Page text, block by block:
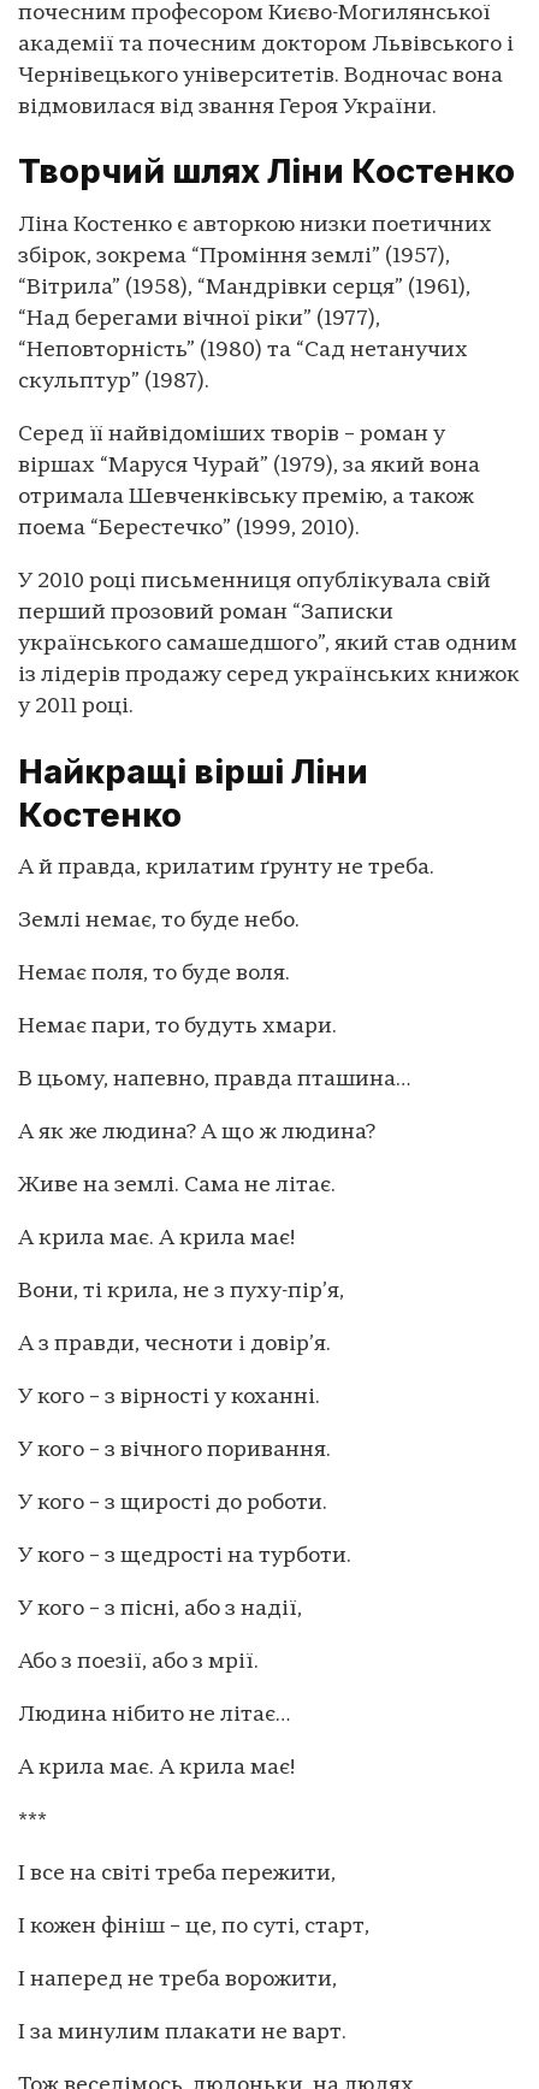
почесним професором Києво-Могилянської
академії та почесним доктором Львівського і
Чернівецького університетів. Водночас вона
відмовилася від звання Героя України.
Творчий шлях Ліни Костенко
Ліна Костенко є авторкою низки поетичних
збірок, зокрема “Проміння землі” (1957),
“Вітрила” (1958), “Мандрівки серця” (1961),
“Над берегами вічної ріки” (1977),
“Неповторність” (1980) та “Сад нетанучих
скульптур” (1987).
Серед її найвідоміших творів – роман у
віршах “Маруся Чурай” (1979), за який вона
отримала Шевченківську премію, а також
поема “Берестечко” (1999, 2010).
У 2010 році письменниця опублікувала свій
перший прозовий роман “Записки
українського самашедшого”, який став одним
із лідерів продажу серед українських книжок
у 2011 році.
Найкращі вірші Ліни
Костенко
А й правда, крилатим ґрунту не треба.
Землі немає, то буде небо.
Немає поля, то буде воля.
Немає пари, то будуть хмари.
В цьому, напевно, правда пташина…
А як же людина? А що ж людина?
Живе на землі. Сама не літає.
А крила має. А крила має!
Вони, ті крила, не з пуху-пір’я,
А з правди, чесноти і довір’я.
У кого – з вірності у коханні.
У кого – з вічного поривання.
У кого – з щирості до роботи.
У кого – з щедрості на турботи.
У кого – з пісні, або з надії,
Або з поезії, або з мрії.
Людина нібито не літає…
А крила має. А крила має!
***
І все на світі треба пережити,
І кожен фініш – це, по суті, старт,
І наперед не треба ворожити,
І за минулим плакати не варт.